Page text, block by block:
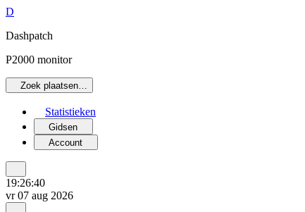
D
Dashpatch
P2000 monitor
Zoek plaatsen…
Statistieken
Gidsen
Account
19:26:40
vr 07 aug 2026